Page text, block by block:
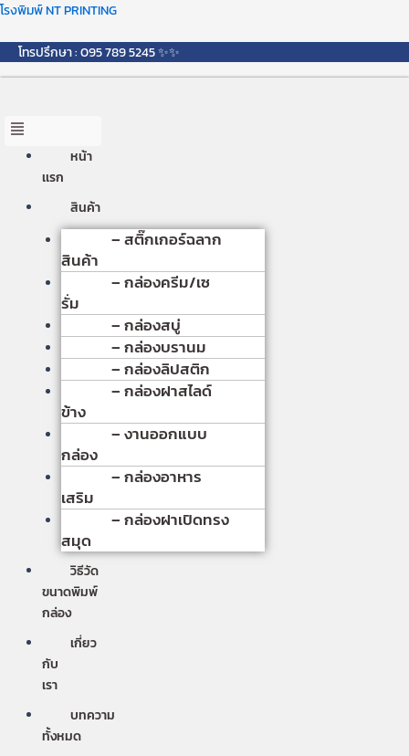
Skip
content
โรงพิมพ์ NT PRINTING
โทรปรึกษา : 095 789 5245 ✨✨
Menu
หน้า
เเรก
สินค้า
– สติ๊กเกอร์ฉลาก
สินค้า
– กล่องครีม/เซ
รั่ม
– กล่องสบู่
– กล่องบรานม
– กล่องลิปสติก
– กล่องฝาสไลด์
ข้าง
– งานออกแบบ
กล่อง
– กล่องอาหาร
เสริม
– กล่องฝาเปิดทรง
สมุด
วิธีวัด
ขนาดพิมพ์
กล่อง
เกี่ยว
กับ
เรา
บทความ
ทั้งหมด